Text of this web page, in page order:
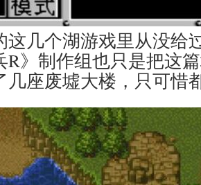
这几个湖游戏里从没给
R》制作组也只是把这
几座废墟大楼，只可惜